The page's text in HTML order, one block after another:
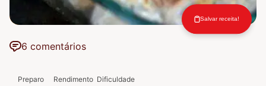
6 comentários
Salvar receita!
Preparo Rendimento Dificuldade